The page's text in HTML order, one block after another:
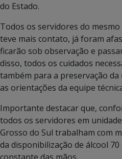
do Estado.
Todos os servidores do
teve mais contato, já foram
ficarão sob observação e
disso, todos os cuidados
também para a preservação
as orientações da equipe
Importante destacar que,
todos os servidores em
Grosso do Sul trabalham com
da disponibilização de álcool